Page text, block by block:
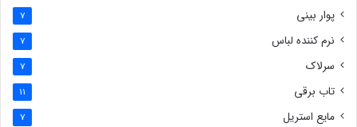
پوار بینی 7
نرم کننده لباس 7
سرلاک 7
تاب برقی 11
مایع استریل 7